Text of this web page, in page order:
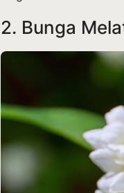
2. Bunga